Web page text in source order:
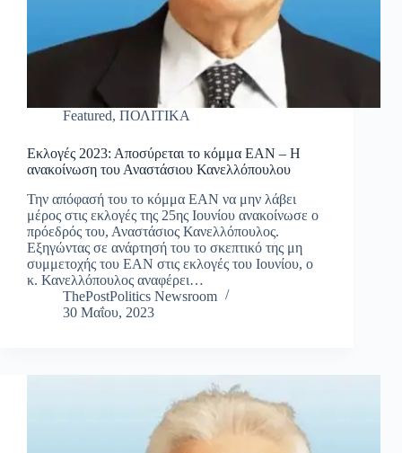
Featured, ΠΟΛΙΤΙΚΑ
Εκλογές 2023: Αποσύρεται το κόμμα ΕΑΝ – Η
ανακοίνωση του Αναστάσιου Κανελλόπουλου
Την απόφασή του το κόμμα ΕΑΝ να μην λάβει
μέρος στις εκλογές της 25ης Ιουνίου ανακοίνωσε ο
πρόεδρός του, Αναστάσιος Κανελλόπουλος.
Εξηγώντας σε ανάρτησή του το σκεπτικό της μη
συμμετοχής του ΕΑΝ στις εκλογές του Ιουνίου, ο
κ. Κανελλόπουλος αναφέρει…
ThePostPolitics Newsroom
30 Μαΐου, 2023